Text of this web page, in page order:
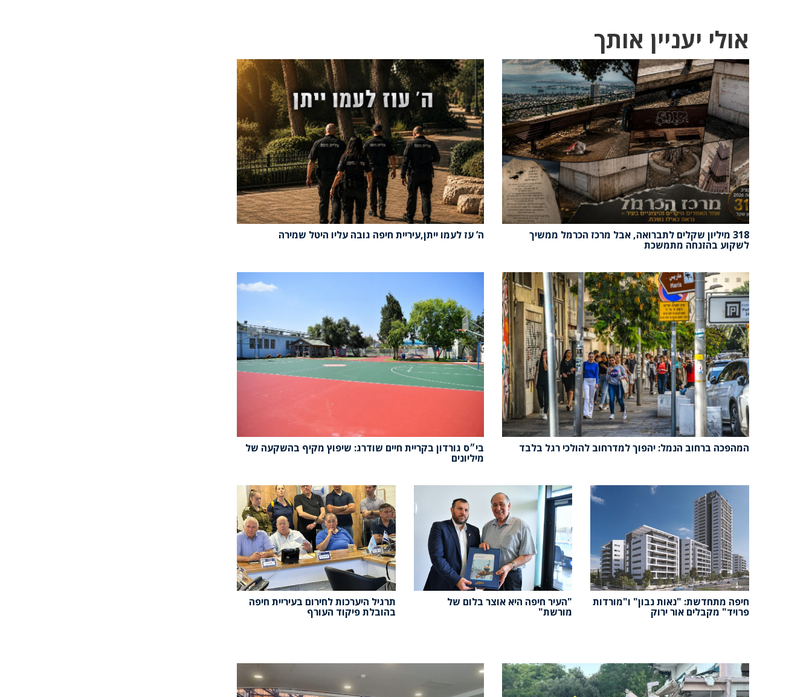
אולי יעניין אותך
318 מיליון שקלים לתברואה, אבל מרכז הכרמל ממשיך
לשקוע בהזנחה מתמשכת
ה’ עֹז לעמו ייתן,עיריית חיפה גובה עליו היטל שמירה
המהפכה ברחוב הנמל: יהפוך למדרחוב להולכי רגל בלבד בי״ס גורדון בקריית חיים שודרג: שיפוץ מקיף בהשקעה של
מיליונים
חיפה מתחדשת: "נאות נבון" ו"מורדות
פרויד" מקבלים אור ירוק
"העיר חיפה היא אוצר בלום של
מורשת"
תרגיל היערכות לחירום בעיריית חיפה
בהובלת פיקוד העורף